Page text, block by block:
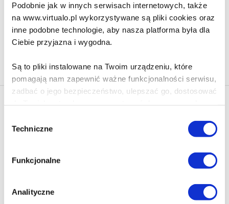
Podobnie jak w innych serwisach internetowych, także
na www.virtualo.pl wykorzystywane są pliki cookies oraz
inne podobne technologie, aby nasza platforma była dla
Ciebie przyjazna i wygodna.
Są to pliki instalowane na Twoim urządzeniu, które
pomagają nam zapewnić ważne funkcjonalności serwisu,
zadbać o jego bezpieczeństwo, ulepszać go, dostosować
Poza plikami, które są nam niezbędne do prawidłowego
i bezpiecznego działania serwisu - są także takie, które
wymagają Twojej zgody.
Każda udzielona zgoda poprawi Twoje doświadczenia
zgody
Techniczne
Funkcjonalne
Analityczne
Do koszyka Na prezent
Newsletter - rabat 10%
marketingowych dotyczących virtualo.pl oraz partnerów biznesowych
Zgodę można wycofać w każdym czasie w sposób określony w
Polityce Prywatności